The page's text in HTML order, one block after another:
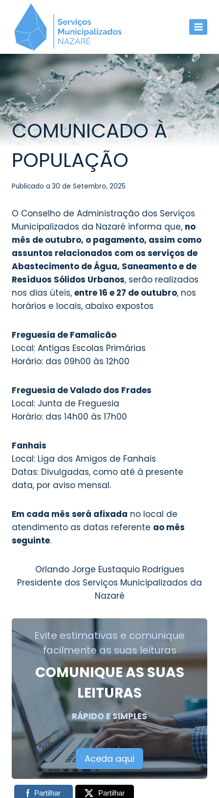
content
COMUNICADO À
POPULAÇÃO
Publicado a 30 de Setembro, 2025
O Conselho de Administração dos Serviços
Municipalizados da Nazaré informa que, no
mês de outubro, o pagamento, assim como
assuntos relacionados com os serviços de
Abastecimento de Água, Saneamento e de
Resíduos Sólidos Urbanos, serão realizados
nos dias úteis, entre 16 e 27 de outubro, nos
horários e locais, abaixo expostos
Freguesia de Famalicão
Local: Antigas Escolas Primárias
Horário: das 09h00 às 12h00
Freguesia de Valado dos Frades
Local: Junta de Freguesia
Horário: das 14h00 às 17h00
Fanhais
Local: Liga dos Amigos de Fanhais
Datas: Divulgadas, como até à presente
data, por aviso mensal.
Em cada mês será afixada no local de
atendimento as datas referente ao mês
seguinte.
Orlando Jorge Eustaquio Rodrigues
Presidente dos Serviços Municipalizados da
Nazaré
Evite estimativas e comunique
facilmente as suas leituras
COMUNIQUE AS SUAS
LEITURAS
RÁPIDO E SIMPLES
Aceda aqui
Partilhar Partilhar